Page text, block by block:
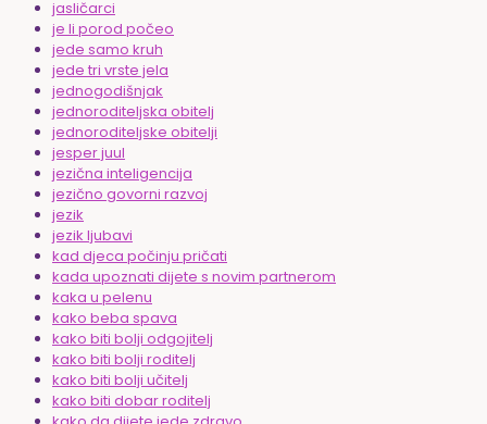
jasličarci
je li porod počeo
jede samo kruh
jede tri vrste jela
jednogodišnjak
jednoroditeljska obitelj
jednoroditeljske obitelji
jesper juul
jezična inteligencija
jezično govorni razvoj
jezik
jezik ljubavi
kad djeca počinju pričati
kada upoznati dijete s novim partnerom
kaka u pelenu
kako beba spava
kako biti bolji odgojitelj
kako biti bolji roditelj
kako biti bolji učitelj
kako biti dobar roditelj